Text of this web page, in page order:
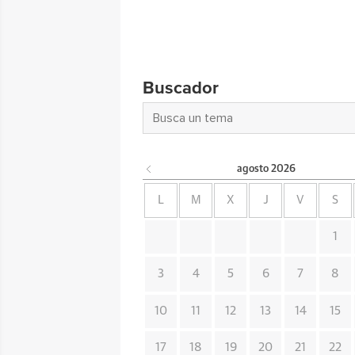
Buscador
agosto 2026
L M X J V S
1
3 4 5 6 7 8
10 11 12 13 14 15
17 18 19 20 21 22